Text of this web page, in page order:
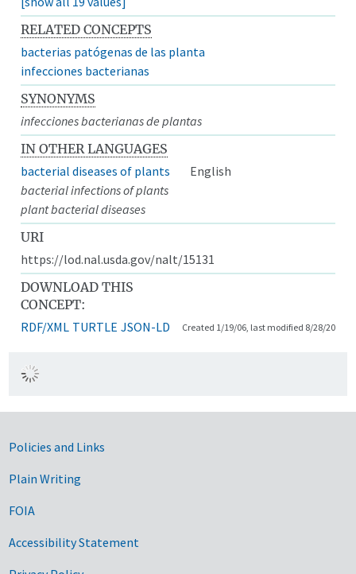
RELATED CONCEPTS
bacterias patógenas de las planta
infecciones bacterianas
SYNONYMS
infecciones bacterianas de plantas
IN OTHER LANGUAGES
bacterial diseases of plants
English
bacterial infections of plants
plant bacterial diseases
URI
https://lod.nal.usda.gov/nalt/15131
DOWNLOAD THIS
CONCEPT:
RDF/XML TURTLE JSON-LD Created 1/19/06, last modified 8/28/20
Government Links
Policies and Links
Plain Writing
FOIA
Accessibility Statement